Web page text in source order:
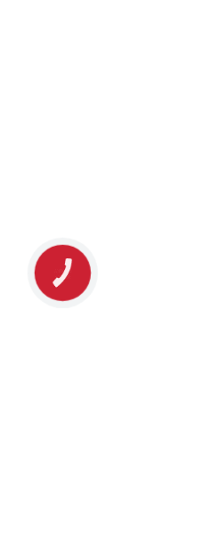
КНОПКА
ЗВ'ЯЗКУ